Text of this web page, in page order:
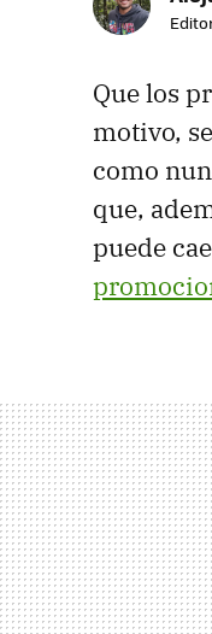
Que los
motivo,
como
que,
puede